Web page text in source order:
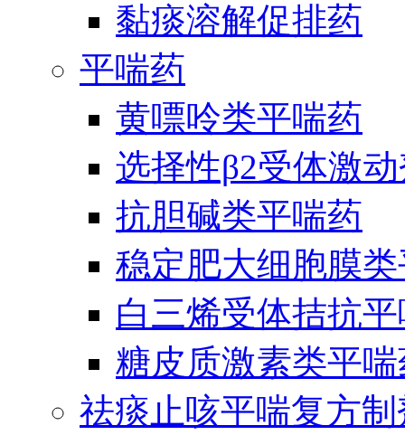
黏痰溶解促排药
平喘药
黄嘌呤类平喘药
选择性β2受体激
抗胆碱类平喘药
稳定肥大细胞膜
白三烯受体拮抗
糖皮质激素类平
祛痰止咳平喘复方制